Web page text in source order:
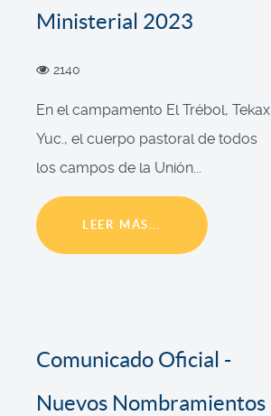
Ministerial 2023
2140
En el campamento El Trébol, Tekax
Yuc., el cuerpo pastoral de todos
los campos de la Unión...
LEER MÁS...
Comunicado Oficial -
Nuevos Nombramientos